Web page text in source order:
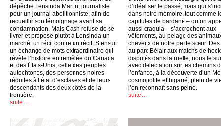
dépêche Lensinda Martin, journaliste
pour un journal abolitionniste, afin de
recueillir son témoignage avant sa
condamnation. Mais Cash refuse de se
livrer et propose plutôt à Lensinda un
marché: un récit contre un récit. S’ensuit
un échange de mots extraordinaire qui
révèle l’histoire entremêlée du Canada
et des États-Unis, celle des peuples
autochtones, des personnes noires
réduites à l’état d’esclaves et de leurs
descendants des deux côtés de la
frontière.
suite…
d’idéaliser le passé, mais qui
dans notre mémoire, tout comme
capitules de bardane – qu’on
aussi craquia – s’accrochent aux
vêtements, au pelage des
cheveux de notre petite sœur. Des
au parc Bélair aux matchs de
disputés dans la ruelle, nous le
avec délectation sur les chemins
l’enfance, à la découverte d’un
cosmopolite et bigarré, plein de
l’on reconnaît sans peine.
suite…